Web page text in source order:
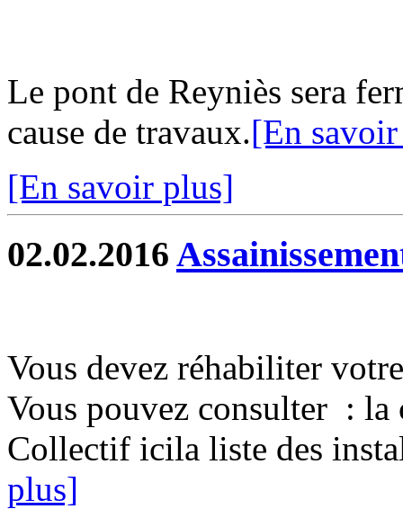
Le pont de Reyniès sera
cause de travaux.[En
[En savoir plus]
02.02.2016
Vous devez réhabiliter
Vous pouvez consulter : la
Collectif icila liste des
plus]